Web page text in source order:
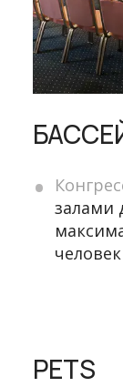
залами
человек
PETS